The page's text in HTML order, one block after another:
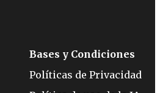
Bases y Condiciones
Políticas de Privacidad